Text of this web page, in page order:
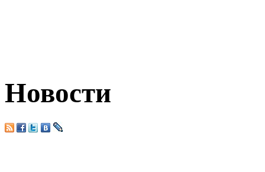
Новости